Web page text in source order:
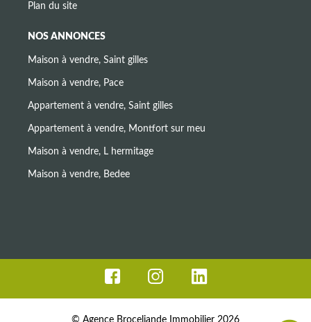
Plan du site
NOS ANNONCES
Maison à vendre, Saint gilles
Maison à vendre, Pace
Appartement à vendre, Saint gilles
Appartement à vendre, Montfort sur meu
Maison à vendre, L hermitage
Maison à vendre, Bedee
© Agence Broceliande Immobilier 2026